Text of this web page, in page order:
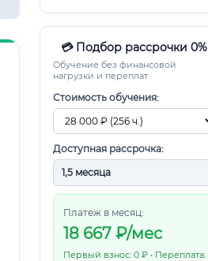
💳 Подбор рассрочки 0%
Обучение без финансовой
нагрузки и переплат
Стоимость обучения:
Доступная рассрочка:
Платеж в месяц:
18 667₽/мес
Первый взнос: 0 ₽ • Переплата: